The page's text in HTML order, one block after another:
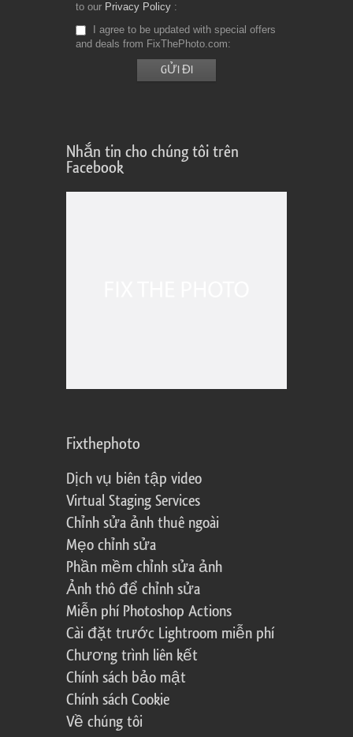
to our Privacy Policy
I agree to be updated with special offers
and deals from FixThePhoto.com
Nhắn tin cho chúng tôi trên
Facebook
Fixthephoto
Dịch vụ biên tập video
Virtual Staging Services
Chỉnh sửa ảnh thuê ngoài
Mẹo chỉnh sửa
Phần mềm chỉnh sửa ảnh
Ảnh thô để chỉnh sửa
Miễn phí Photoshop Actions
Cài đặt trước Lightroom miễn phí
Chương trình liên kết
Chính sách bảo mật
Chính sách Cookie
Về chúng tôi